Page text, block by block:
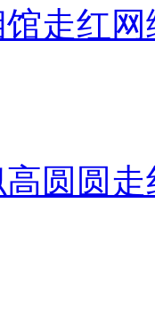
走红网
圆圆走